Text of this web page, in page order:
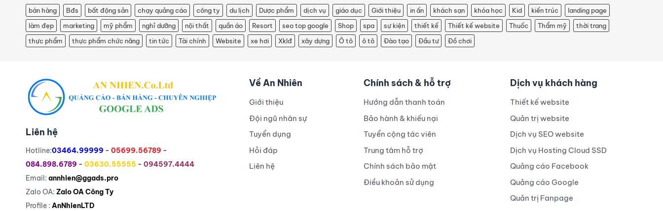
bán hàng Bđs bất động sản chạy quảng cáo công ty du lịch Dược phẩm dịch vụ giáo dục Giới thiệu in ấn khách sạn khóa học Kid kiến trúc
landing page
làm đẹp
marketing mỹ phẩm nghỉ dưỡng nội thất quần áo Resort seo top google Shop spa sự kiện thiết kế Thiết kế website Thuốc Thẩm mỹ
thời trang
thực phẩm
thực phẩm chức năng tin tức Tài chính Website xe hơi Xklđ xây dựng Ô tô ô tô Đào tạo Đầu tư Đồ chơi
Liên hệ
Hotline:03464.99999 - 05699.56789 -
084.898.6789 - 03630.55555 - 094597.4444
Email: annhien@ggads.pro
Zalo OA: Zalo OA Công Ty
Profile : AnNhienLTD
Về An Nhiên
Giới thiệu
Đội ngũ nhân sự
Tuyển dụng
Hỏi đáp
Liên hệ
Chính sách & hỗ trợ
Hướng dẫn thanh toán
Bảo hành & khiếu nại
Tuyển cộng tác viên
Trung tâm hỗ trợ
Chính sách bảo mật
Điều khoản sử dụng
Dịch vụ khách hàng
Thiết kế website
Quản trị website
Dịch vụ SEO website
Dịch vụ Hosting Cloud SSD
Quảng cáo Facebook
Quảng cáo Google
Quản trị Fanpage